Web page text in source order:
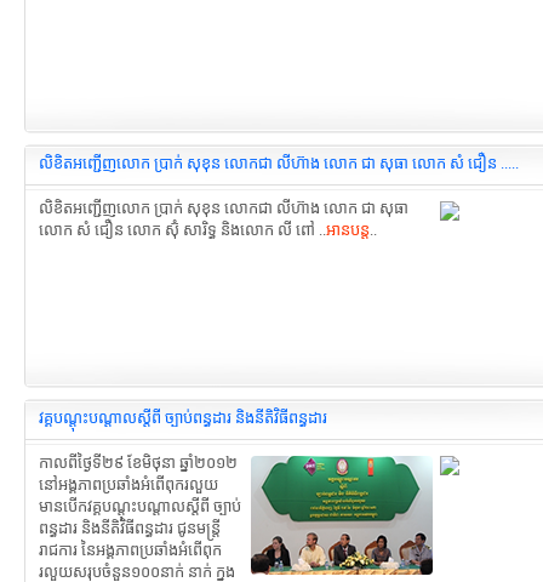
លិខិតអញ្ជើញលោក ប្រាក់ សុខុន លោកជា លីហ៊ាង លោក ជា សុធា លោក សំ ជឿន .....
លិខិតអញ្ជើញលោក ប្រាក់ សុខុន លោកជា លីហ៊ាង លោក ជា សុធា
លោក សំ ជឿន លោក ស៊ុំ សារិទ្ធ និងលោក លី ពៅ ..អានបន្ត..
វគ្គបណ្តុះបណ្តាលស្តីពី ច្បាប់ពន្ធដារ និងនីតិវិធីពន្ធដារ
កាលពីថ្ងៃទី២៩ ខែមិថុនា ឆ្នាំ២០១២
នៅអង្គភាពប្រឆាំងអំពើពុករលួយ
មានបើកវគ្គបណ្តុះបណ្តាលស្តីពី ច្បាប់
ពន្ធដារ និងនីតិវិធីពន្ធដារ ជូនមន្ត្រី
រាជការ នៃអង្គភាពប្រឆាំងអំពើពុក
រលួយសរុបចំនួន១០០នាក់ នាក់ ក្នុង